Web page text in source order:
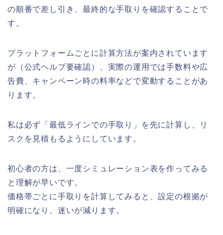
の順番で差し引き、最終的な手取りを確認することで
す。
プラットフォームごとに計算方法が案内されています
が（公式ヘルプ要確認）、実際の運用では手数料や広
告費、キャンペーン時の料率などで変動することがあ
ります。
私は必ず「最低ラインでの手取り」を先に計算し、リ
スクを見積もるようにしています。
初心者の方は、一度シミュレーション表を作ってみる
と理解が早いです。
価格帯ごとに手取りを計算してみると、設定の根拠が
明確になり、迷いが減ります。